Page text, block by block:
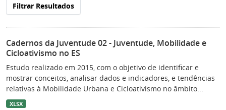
Filtrar Resultados
Cadernos da Juventude 02 - Juventude, Mobilidade e
Cicloativismo no ES
Estudo realizado em 2015, com o objetivo de identificar e
mostrar conceitos, analisar dados e indicadores, e tendências
relativas à Mobilidade Urbana e Cicloativismo no âmbito...
XLSX